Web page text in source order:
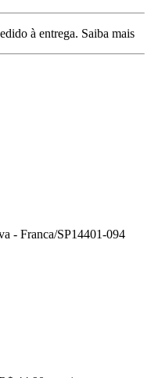
à entrega. Saiba mais
- Franca/SP14401-094